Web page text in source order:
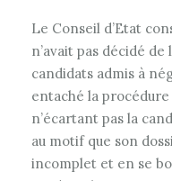
Le Conseil d’Etat
n’avait pas décidé
candidats admis à
entaché la
n’écartant pas la
au motif que son
incomplet et en se